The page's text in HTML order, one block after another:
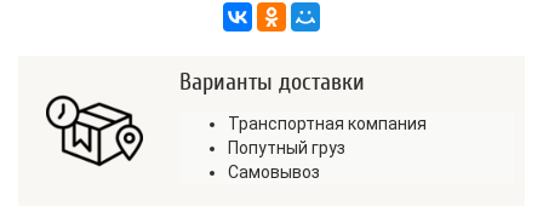
Варианты доставки
Транспортная компания
Попутный груз
Самовывоз